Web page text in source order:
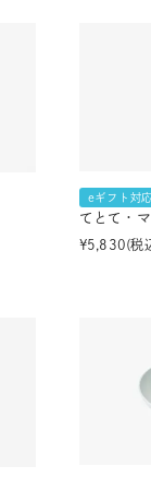
eギフト対応
てとて・
¥5,830 税